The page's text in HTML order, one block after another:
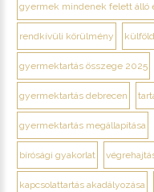
gyermek mindenek felett álló
rendkívüli körülmény
gyermektartás összege 2025
gyermektartás debrecen
gyermektartás megállapítása
bírósági gyakorlat
kapcsolattartás akadályozása